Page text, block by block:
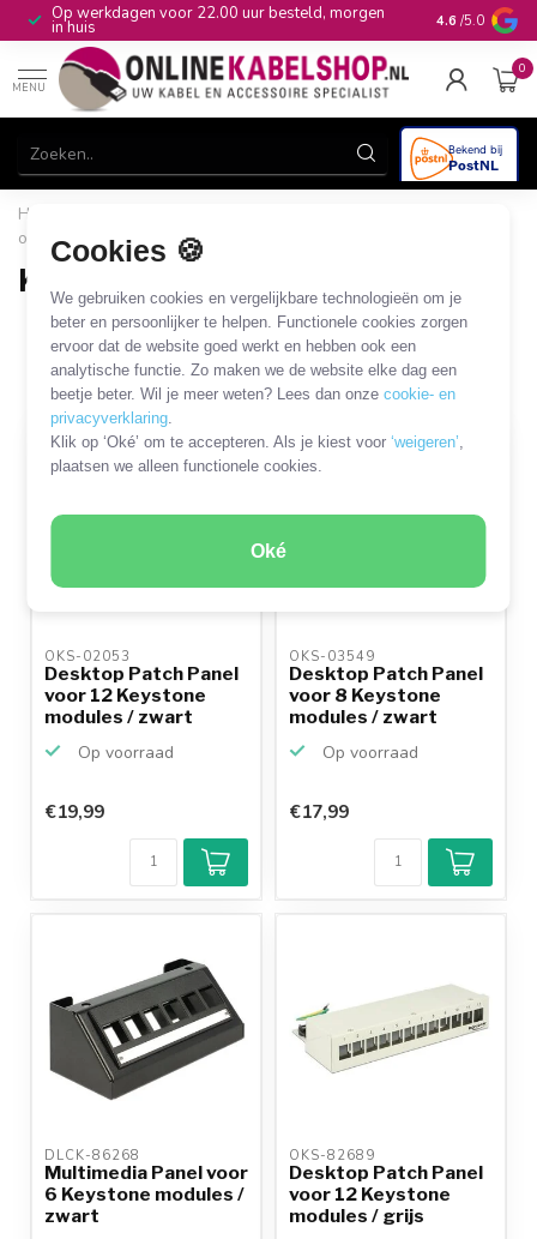
Cookies 🍪
We gebruiken cookies en vergelijkbare technologieën om je
beter en persoonlijker te helpen. Functionele cookies zorgen
ervoor dat de website goed werkt en hebben ook een
analytische functie. Zo maken we de website elke dag een
beetje beter. Wil je meer weten? Lees dan onzecookie- en
privacyverklaring.
Klik op ‘Oké’ om te accepteren. Als je kiest voor‘weigeren’,
plaatsen we alleen functionele cookies.
Oké
Op werkdagen voor 22.00 uur besteld, morgen
in huis 10+jaar
4.6 /5.0
MENU
0
Home
outlets
Keystone patch panel
Keystone patch panel
7 PRODUCTEN
Filters SORTEER OP
OKS-02053
Desktop Patch Panel
voor 12 Keystone
modules / zwart
Op voorraad
€19,99
OKS-03549
Desktop Patch Panel
voor 8 Keystone
modules / zwart
Op voorraad
€17,99
DLCK-86268
Multimedia Panel voor
6 Keystone modules /
zwart
OKS-82689
Desktop Patch Panel
voor 12 Keystone
modules / grijs